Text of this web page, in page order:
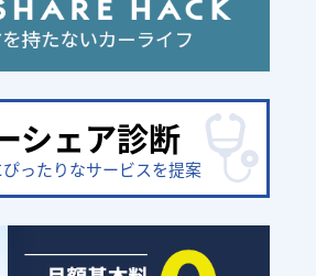
シェア診断
ったりなサービスを提案